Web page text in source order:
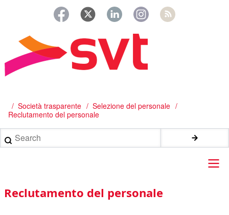
principale
Briciole
di
pane
/ Società trasparente
Selezione del personale
Reclutamento del personale
Search
Main
navigation
Reclutamento del personale